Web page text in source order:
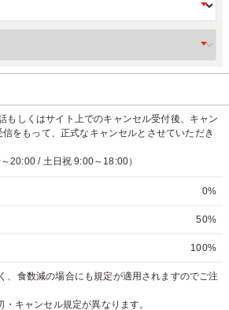
もしくはサイト上でのキャンセル受付後、キャン
をもって、正式なキャンセルとさせていただき
20:00 / 土日祝 9:00～18:00）
0%
50%
100%
、食数減の場合にも規定が適用されますのでご注
キャンセル規定が異なります。